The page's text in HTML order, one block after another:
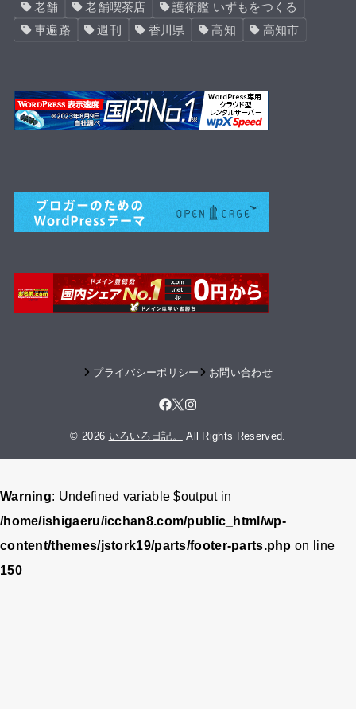
老舗
老舗喫茶店
護衛艦 いずもをつくる
車遍路
週刊 香川県 高知 高知市
プライバシーポリシー お問い合わせ
© 2026 いろいろ日記。 All Rights Reserved.
Warning: Undefined variable $output in
/home/ishigaeru/icchan8.com/public_html/wp-
content/themes/jstork19/parts/footer-parts.php on line
150